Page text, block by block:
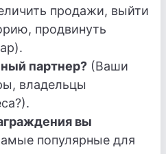
продажи, выйти
продвинуть
партнер? (Ваши
владельцы
вы
популярные для